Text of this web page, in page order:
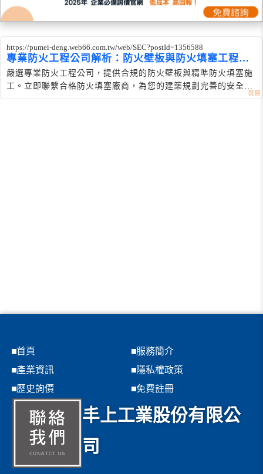
https://pumei-deng.web66.com.tw/web/SEC?postId=1356588
專業防火工程公司解析：防火壁板與防火填塞工程全
攻略
嚴選專業防火工程公司，提供合規的防火壁板與精準防火填塞施
工。立即聯繫合格防火填塞廠商，為您的建築規劃完善的安全防
線！
首頁
服務簡介
產業資訊
隱私權政策
歷史詢價
免費註冊
丰上工業股份有限公
司